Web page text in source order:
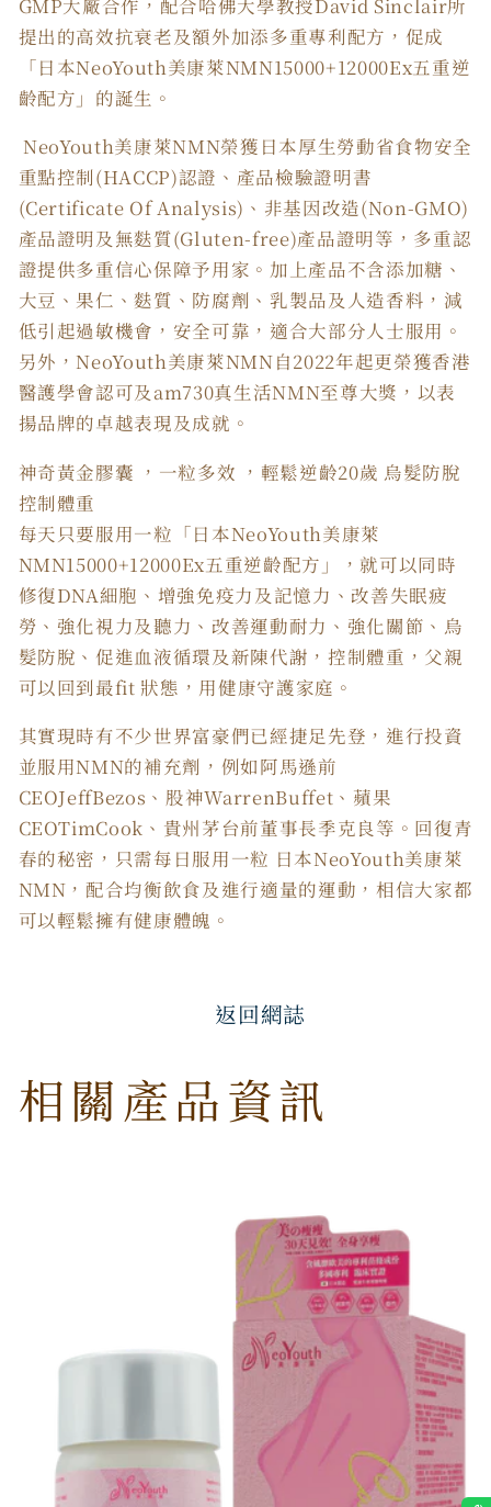
提出的高效抗衰老及額外加添多重專利配方，促成
「日本NeoYouth美康萊NMN15000+12000Ex五重逆
齡配方」的誕生。
NeoYouth美康萊NMN榮獲日本厚生勞動省食物安全
重點控制(HACCP)認證、產品檢驗證明書
(Certificate Of Analysis)、非基因改造(Non-GMO)
產品證明及無麩質(Gluten-free)產品證明等，多重認
證提供多重信心保障予用家。加上產品不含添加糖、
大豆、果仁、麩質、防腐劑、乳製品及人造香料，減
低引起過敏機會，安全可靠，適合大部分人士服用。
另外，NeoYouth美康萊NMN自2022年起更榮獲香港
醫護學會認可及am730真生活NMN至尊大獎，以表
揚品牌的卓越表現及成就。
神奇黃金膠囊 ，一粒多效 ，輕鬆逆齡20歲 烏髮防脫
控制體重
每天只要服用一粒「日本NeoYouth美康萊
NMN15000+12000Ex五重逆齡配方」，就可以同時
修復DNA細胞、增強免疫力及記憶力、改善失眠疲
勞、強化視力及聽力、改善運動耐力、強化關節、烏
髮防脫、促進血液循環及新陳代謝，控制體重，父親
可以回到最fit 狀態，用健康守護家庭。
其實現時有不少世界富豪們已經捷足先登，進行投資
並服用NMN的補充劑，例如阿馬遜前
CEOJeffBezos、股神WarrenBuffet、蘋果
CEOTimCook、貴州茅台前董事長季克良等。回復青
春的秘密，只需每日服用一粒 日本NeoYouth美康萊
NMN，配合均衡飲食及進行適量的運動，相信大家都
可以輕鬆擁有健康體魄。
返回網誌
相關產品資訊